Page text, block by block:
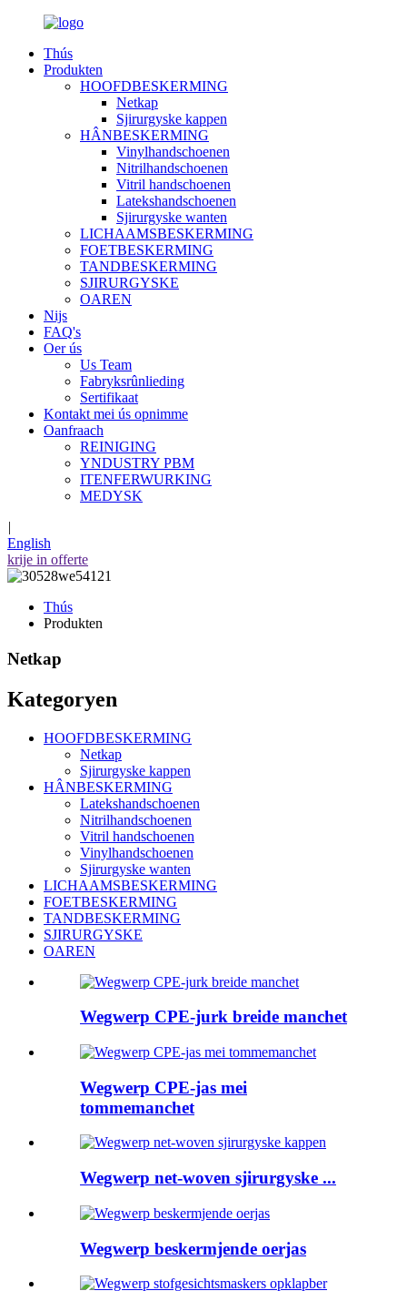
Thús
Produkten
HOOFDBESKERMING
Netkap
Sjirurgyske kappen
HÂNBESKERMING
Vinylhandschoenen
Nitrilhandschoenen
Vitril handschoenen
Latekshandschoenen
Sjirurgyske wanten
LICHAAMSBESKERMING
FOETBESKERMING
TANDBESKERMING
SJIRURGYSKE
OAREN
Nijs
FAQ's
Oer ús
Us Team
Fabryksrûnlieding
Sertifikaat
Kontakt mei ús opnimme
Oanfraach
REINIGING
YNDUSTRY PBM
ITENFERWURKING
MEDYSK
|
English
krije in offerte
Thús
Produkten
Netkap
Kategoryen
HOOFDBESKERMING
Netkap
Sjirurgyske kappen
HÂNBESKERMING
Latekshandschoenen
Nitrilhandschoenen
Vitril handschoenen
Vinylhandschoenen
Sjirurgyske wanten
LICHAAMSBESKERMING
FOETBESKERMING
TANDBESKERMING
SJIRURGYSKE
OAREN
Wegwerp CPE-jurk breide manchet
Wegwerp CPE-jas mei
tommemanchet
Wegwerp net-woven sjirurgyske ...
Wegwerp beskermjende oerjas